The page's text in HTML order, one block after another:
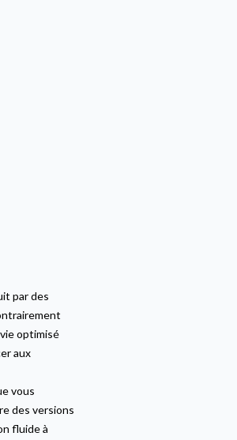
par des
optimisé
aux
vous
des versions
fluide à